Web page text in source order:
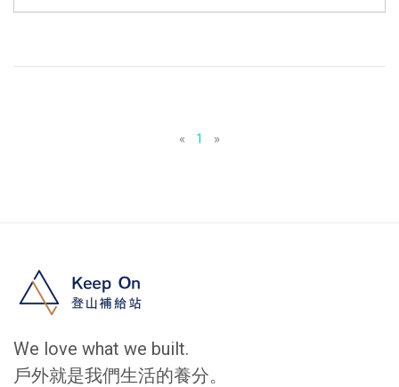
« 1 »
We love what we built.
戶外就是我們生活的養分。